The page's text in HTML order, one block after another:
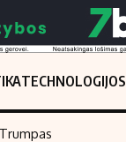
TECHNOLOGIJOS